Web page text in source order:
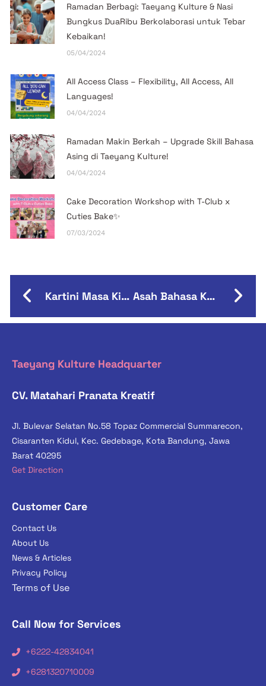
Ramadan Berbagi: Taeyang Kulture & Nasi
Bungkus DuaRibu Berkolaborasi untuk Tebar
Kebaikan!
05/04/2024
All Access Class – Flexibility, All Access, All
Languages!
04/04/2024
Ramadan Makin Berkah – Upgrade Skill Bahasa
Asing di Taeyang Kulture!
04/04/2024
Cake Decoration Workshop with T-Club x
Cuties Bake✨
07/03/2024
Kartini Masa Kini – Gebrak Dunia dengan Kemampuan Berbahasa! Asah Bahasa Korea Kamu, Lewat Variety Show Seru Ini!
Taeyang Kulture Headquarter
CV. Matahari Pranata Kreatif
Jl. Bulevar Selatan No.58 Topaz Commercial Summarecon,
Cisaranten Kidul, Kec. Gedebage, Kota Bandung, Jawa
Barat 40295
Get Direction
Customer Care
Contact Us
About Us
News & Articles
Privacy Policy
Terms of Use
Call Now for Services
+6222-42834041
+6281320710009